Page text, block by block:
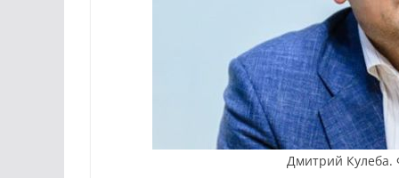
Дмитрий Кулеба.